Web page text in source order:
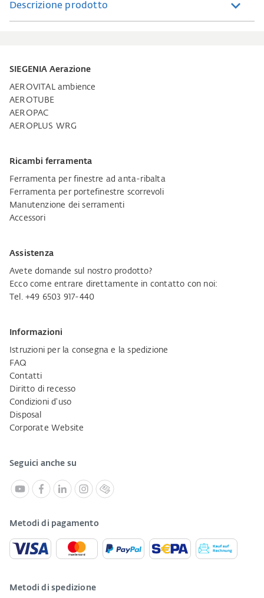
Descrizione prodotto
SIEGENIA Aerazione
AEROVITAL ambience
AEROTUBE
AEROPAC
AEROPLUS WRG
Ricambi ferramenta
Ferramenta per finestre ad anta-ribalta
Ferramenta per portefinestre scorrevoli
Manutenzione dei serramenti
Accessori
Assistenza
Avete domande sul nostro prodotto?
Ecco come entrare direttamente in contatto con noi:
Tel. +49 6503 917-440
Informazioni
Istruzioni per la consegna e la spedizione
FAQ
Contatti
Diritto di recesso
Condizioni d'uso
Disposal
Corporate Website
Seguici anche su
Metodi di pagamento
Metodi di spedizione